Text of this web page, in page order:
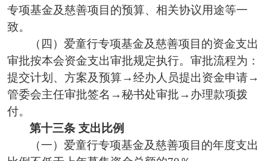
专项基金及慈善项目 的预算、 相关协议用途等一
致。
（ 四） 爱童行专项基金及慈善项目的资金支出
审批按本会资金支出审批规定执行。审批流程为：
提交计划、方案及预算→经办人员提出资金申请→
管委会主任审批签名 →秘书处审批→办理款项拨
付。
第十三条 支出比例
（一）爱童行专项基金及慈善项目的年度支出